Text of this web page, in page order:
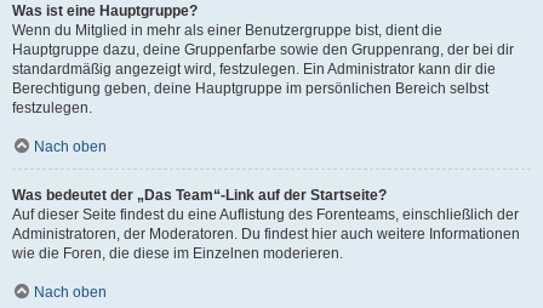
Was ist eine Hauptgruppe?
Wenn du Mitglied in mehr als einer Benutzergruppe bist, dient die
Hauptgruppe dazu, deine Gruppenfarbe sowie den Gruppenrang, der bei dir
standardmäßig angezeigt wird, festzulegen. Ein Administrator kann dir die
Berechtigung geben, deine Hauptgruppe im persönlichen Bereich selbst
festzulegen.
Nach oben
Was bedeutet der „Das Team“-Link auf der Startseite?
Auf dieser Seite findest du eine Auflistung des Forenteams, einschließlich der
Administratoren, der Moderatoren. Du findest hier auch weitere Informationen
wie die Foren, die diese im Einzelnen moderieren.
Nach oben